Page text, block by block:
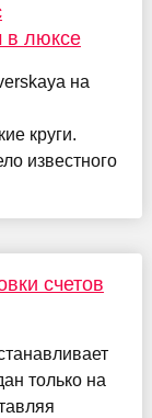
в люксе
на
круги.
известного
счетов
только на